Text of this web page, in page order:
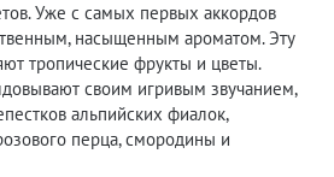
Уже с самых первых аккордов
насыщенным ароматом. Эту
тропические фрукты и цветы.
своим игривым звучанием,
альпийских фиалок,
перца, смородины и